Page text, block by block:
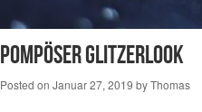
Pompöser Glitzerlook
Posted on Januar 27, 2019 byThomas